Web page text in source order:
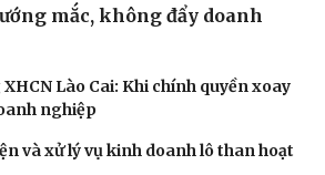
mắc, không đẩy doanh
Lào Cai: Khi chính quyền xoay
nghiệp
và xử lý vụ kinh doanh lô than hoạt